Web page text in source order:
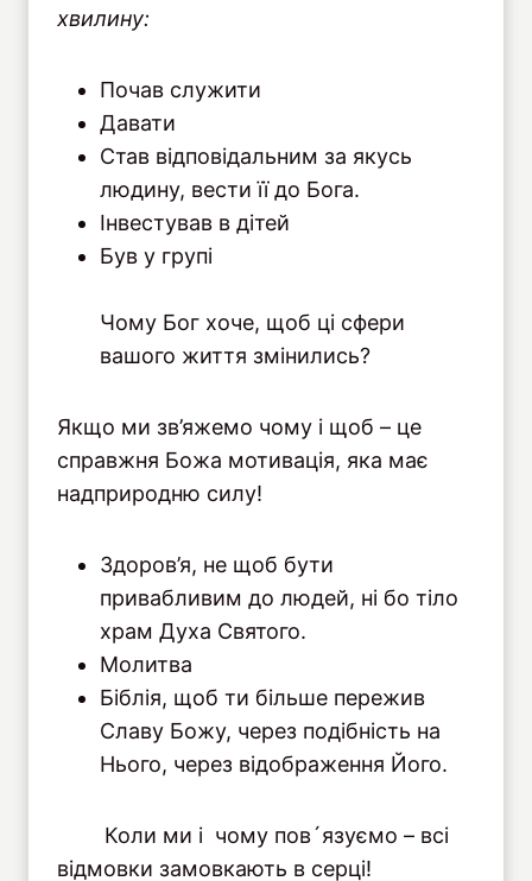
хвилину:
Почав служити
Давати
Став відповідальним за якусь
людину, вести її до Бога.
Інвестував в дітей
Був у групі
Чому Бог хоче, щоб ці сфери
вашого життя змінились?
Якщо ми зв’яжемо чому і щоб – це
справжня Божа мотивація, яка має
надприродню силу!
Здоров’я, не щоб бути
привабливим до людей, ні бо тіло
храм Духа Святого.
Молитва
Біблія, щоб ти більше пережив
Славу Божу, через подібність на
Нього, через відображення Його.
Коли ми і чому пов´язуємо – всі
відмовки замовкають в серці!